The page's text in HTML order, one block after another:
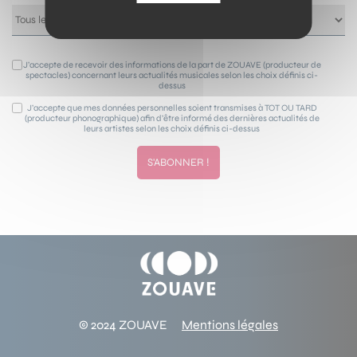
J’accepte de recevoir des informations de la part de ZOUAVE (producteur de
spectacles) concernant leurs actualités musicales selon les choix définis ci-
dessus
J’accepte que mes données personnelles soient transmises à TOT OU TARD
(producteur phonographique) afin d’être informé des dernières actualités de
leurs artistes selon les choix définis ci-dessus
© 2024 ZOUAVE Mentions légales